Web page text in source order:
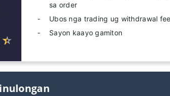
☆
★
sa order
Ubos nga trading ug withdrawal
Sayon kaayo gamiton